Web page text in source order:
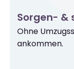
Sorgen- &
Ohne
ankommen.